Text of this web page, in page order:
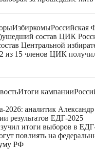
ИзбиркомыРоссийская
состав ЦИК
Центральной
из 15 членов ЦИК
Итоги кампании
2026: аналитик
результатов ЕДГ-2025
итоги выборов в
повлиять на
РФ